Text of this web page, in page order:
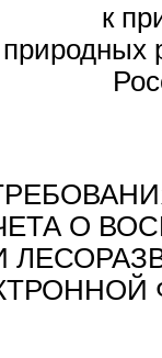
к
природных
О